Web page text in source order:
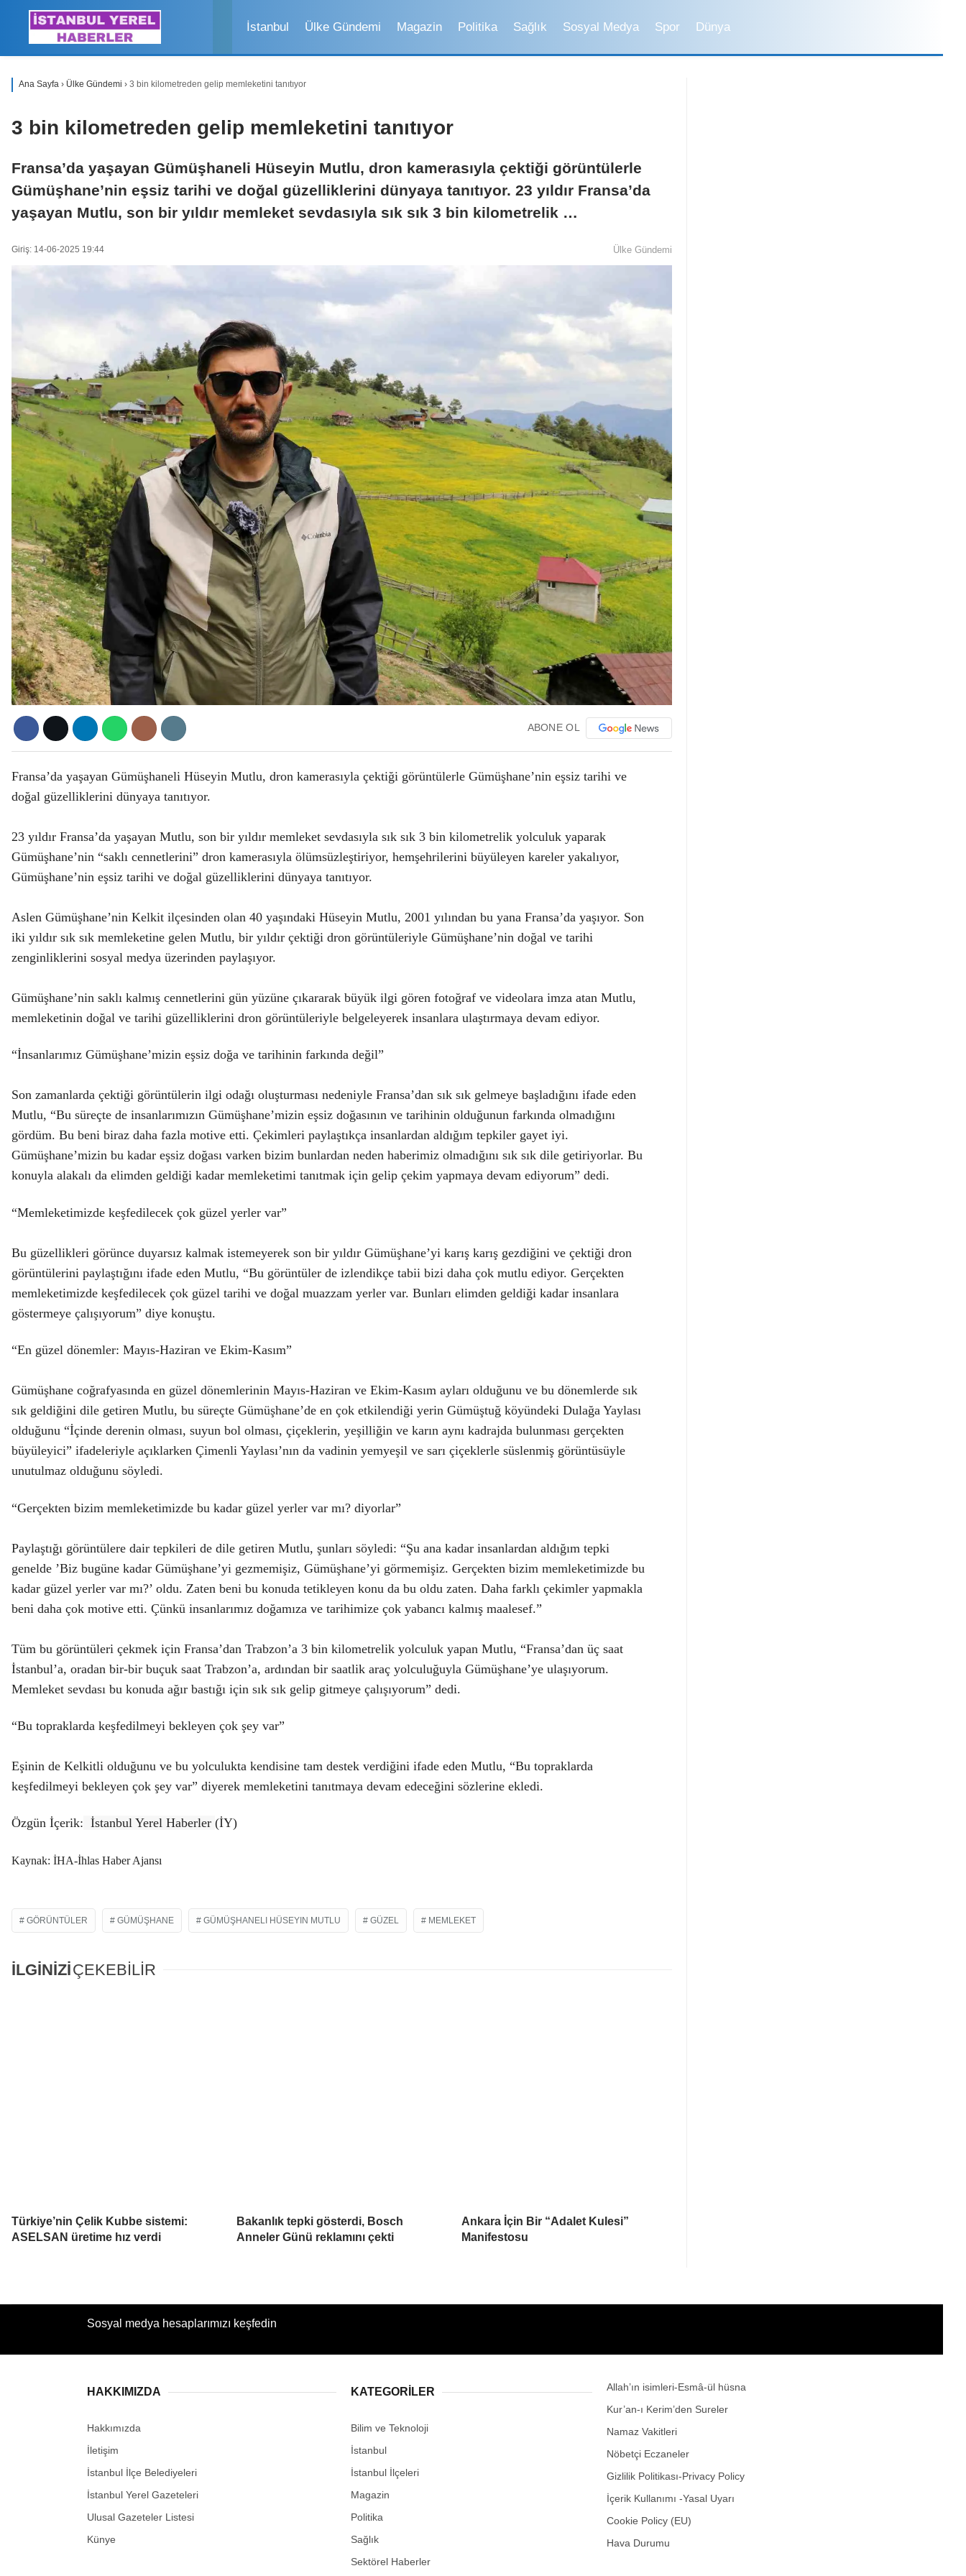
İstanbul Ülke Gündemi Magazin Politika Sağlık Sosyal Medya Spor Dünya
Ana Sayfa › Ülke Gündemi › 3 bin kilometreden gelip memleketini tanıtıyor
3 bin kilometreden gelip memleketini tanıtıyor
Fransa’da yaşayan Gümüşhaneli Hüseyin Mutlu, dron kamerasıyla çektiği görüntülerle
Gümüşhane’nin eşsiz tarihi ve doğal güzelliklerini dünyaya tanıtıyor. 23 yıldır Fransa’da
yaşayan Mutlu, son bir yıldır memleket sevdasıyla sık sık 3 bin kilometrelik …
Giriş: 14-06-2025 19:44 Ülke Gündemi
ABONE OL
Fransa’da yaşayan Gümüşhaneli Hüseyin Mutlu, dron kamerasıyla çektiği görüntülerle Gümüşhane’nin eşsiz tarihi ve
doğal güzelliklerini dünyaya tanıtıyor.
23 yıldır Fransa’da yaşayan Mutlu, son bir yıldır memleket sevdasıyla sık sık 3 bin kilometrelik yolculuk yaparak
Gümüşhane’nin “saklı cennetlerini” dron kamerasıyla ölümsüzleştiriyor, hemşehrilerini büyüleyen kareler yakalıyor,
Gümüşhane’nin eşsiz tarihi ve doğal güzelliklerini dünyaya tanıtıyor.
Aslen Gümüşhane’nin Kelkit ilçesinden olan 40 yaşındaki Hüseyin Mutlu, 2001 yılından bu yana Fransa’da yaşıyor. Son
iki yıldır sık sık memleketine gelen Mutlu, bir yıldır çektiği dron görüntüleriyle Gümüşhane’nin doğal ve tarihi
zenginliklerini sosyal medya üzerinden paylaşıyor.
Gümüşhane’nin saklı kalmış cennetlerini gün yüzüne çıkararak büyük ilgi gören fotoğraf ve videolara imza atan Mutlu,
memleketinin doğal ve tarihi güzelliklerini dron görüntüleriyle belgeleyerek insanlara ulaştırmaya devam ediyor.
“İnsanlarımız Gümüşhane’mizin eşsiz doğa ve tarihinin farkında değil”
Son zamanlarda çektiği görüntülerin ilgi odağı oluşturması nedeniyle Fransa’dan sık sık gelmeye başladığını ifade eden
Mutlu, “Bu süreçte de insanlarımızın Gümüşhane’mizin eşsiz doğasının ve tarihinin olduğunun farkında olmadığını
gördüm. Bu beni biraz daha fazla motive etti. Çekimleri paylaştıkça insanlardan aldığım tepkiler gayet iyi.
Gümüşhane’mizin bu kadar eşsiz doğası varken bizim bunlardan neden haberimiz olmadığını sık sık dile getiriyorlar. Bu
konuyla alakalı da elimden geldiği kadar memleketimi tanıtmak için gelip çekim yapmaya devam ediyorum” dedi.
“Memleketimizde keşfedilecek çok güzel yerler var”
Bu güzellikleri görünce duyarsız kalmak istemeyerek son bir yıldır Gümüşhane’yi karış karış gezdiğini ve çektiği dron
görüntülerini paylaştığını ifade eden Mutlu, “Bu görüntüler de izlendikçe tabii bizi daha çok mutlu ediyor. Gerçekten
memleketimizde keşfedilecek çok güzel tarihi ve doğal muazzam yerler var. Bunları elimden geldiği kadar insanlara
göstermeye çalışıyorum” diye konuştu.
“En güzel dönemler: Mayıs-Haziran ve Ekim-Kasım”
Gümüşhane coğrafyasında en güzel dönemlerinin Mayıs-Haziran ve Ekim-Kasım ayları olduğunu ve bu dönemlerde sık
sık geldiğini dile getiren Mutlu, bu süreçte Gümüşhane’de en çok etkilendiği yerin Gümüştuğ köyündeki Dulağa Yaylası
olduğunu “İçinde derenin olması, suyun bol olması, çiçeklerin, yeşilliğin ve karın aynı kadrajda bulunması gerçekten
büyüleyici” ifadeleriyle açıklarken Çimenli Yaylası’nın da vadinin yemyeşil ve sarı çiçeklerle süslenmiş görüntüsüyle
unutulmaz olduğunu söyledi.
“Gerçekten bizim memleketimizde bu kadar güzel yerler var mı? diyorlar”
Paylaştığı görüntülere dair tepkileri de dile getiren Mutlu, şunları söyledi: “Şu ana kadar insanlardan aldığım tepki
genelde ’Biz bugüne kadar Gümüşhane’yi gezmemişiz, Gümüşhane’yi görmemişiz. Gerçekten bizim memleketimizde bu
kadar güzel yerler var mı?’ oldu. Zaten beni bu konuda tetikleyen konu da bu oldu zaten. Daha farklı çekimler yapmakla
beni daha çok motive etti. Çünkü insanlarımız doğamıza ve tarihimize çok yabancı kalmış maalesef.”
Tüm bu görüntüleri çekmek için Fransa’dan Trabzon’a 3 bin kilometrelik yolculuk yapan Mutlu, “Fransa’dan üç saat
İstanbul’a, oradan bir-bir buçuk saat Trabzon’a, ardından bir saatlik araç yolculuğuyla Gümüşhane’ye ulaşıyorum.
Memleket sevdası bu konuda ağır bastığı için sık sık gelip gitmeye çalışıyorum” dedi.
“Bu topraklarda keşfedilmeyi bekleyen çok şey var”
Eşinin de Kelkitli olduğunu ve bu yolculukta kendisine tam destek verdiğini ifade eden Mutlu, “Bu topraklarda
keşfedilmeyi bekleyen çok şey var” diyerek memleketini tanıtmaya devam edeceğini sözlerine ekledi.
Özgün İçerik: İstanbul Yerel Haberler (İY)
Kaynak: İHA-İhlas Haber Ajansı
GÖRÜNTÜLER GÜMÜŞHANE GÜMÜŞHANELI HÜSEYIN MUTLU GÜZEL MEMLEKET
İLGİNİZİÇEKEBİLİR
Türkiye’nin Çelik Kubbe sistemi:
ASELSAN üretime hız verdi
Bakanlık tepki gösterdi, Bosch
Anneler Günü reklamını çekti
Ankara İçin Bir “Adalet Kulesi”
Manifestosu
Sosyal medya hesaplarımızı keşfedin
HAKKIMIZDA
Hakkımızda
İletişim
İstanbul İlçe Belediyeleri
İstanbul Yerel Gazeteleri
Ulusal Gazeteler Listesi
Künye
KATEGORİLER
Bilim ve Teknoloji
İstanbul
İstanbul İlçeleri
Magazin
Politika
Sağlık
Sektörel Haberler
Allah’ın isimleri-Esmâ-ül hüsna
Kur’an-ı Kerim’den Sureler
Namaz Vakitleri
Nöbetçi Eczaneler
Gizlilik Politikası-Privacy Policy
İçerik Kullanımı -Yasal Uyarı
Cookie Policy (EU)
Hava Durumu